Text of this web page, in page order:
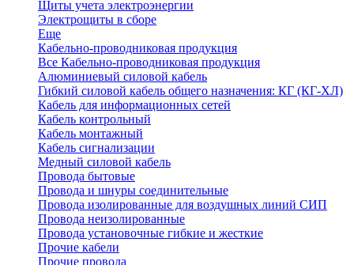
Щиты учета электроэнергии
Электрощиты в сборе
Еще
Кабельно-проводниковая продукция
Все Кабельно-проводниковая продукция
Алюминиевый силовой кабель
Гибкий силовой кабель общего назначения: КГ (КГ-ХЛ)
Кабель для информационных сетей
Кабель контрольный
Кабель монтажный
Кабель сигнализации
Медный силовой кабель
Провода бытовые
Провода и шнуры соединительные
Провода изолированные для воздушных линий СИП
Провода неизолированные
Провода установочные гибкие и жесткие
Прочие кабели
Прочие провода